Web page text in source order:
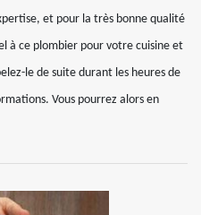
et pour la très bonne qualité
à ce plombier pour votre cuisine et
le de suite durant les heures de
Vous pourrez alors en